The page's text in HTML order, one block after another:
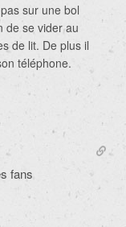
sur une bol
de se vider au
de lit. De plus il
téléphone.
fans